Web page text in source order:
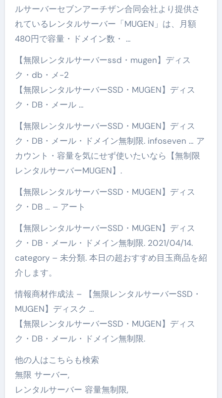
ルサーバーセブンアーチザン合同会社より提供さ
れているレンタルサーバー「MUGEN」は、月額
480円で容量・ドメイン数・ …
【無限レンタルサーバーssd・mugen】ディス
ク・db・メ-2
【無限レンタルサーバーSSD・MUGEN】ディス
ク・DB・メール …
【無限レンタルサーバーSSD・MUGEN】ディス
ク・DB・メール・ドメイン無制限. infoseven … ア
カウント・容量を気にせず使いたいなら【無制限
レンタルサーバーMUGEN】.
【無限レンタルサーバーSSD・MUGEN】ディス
ク・DB … – アート
【無限レンタルサーバーSSD・MUGEN】ディス
ク・DB・メール・ドメイン無制限. 2021/04/14.
category – 未分類. 本日の超おすすめ目玉商品を紹
介します。
情報商材作成法 – 【無限レンタルサーバーSSD・
MUGEN】ディスク …
【無限レンタルサーバーSSD・MUGEN】ディス
ク・DB・メール・ドメイン無制限.
他の人はこちらも検索
無限 サーバー,
レンタルサーバー 容量無制限,